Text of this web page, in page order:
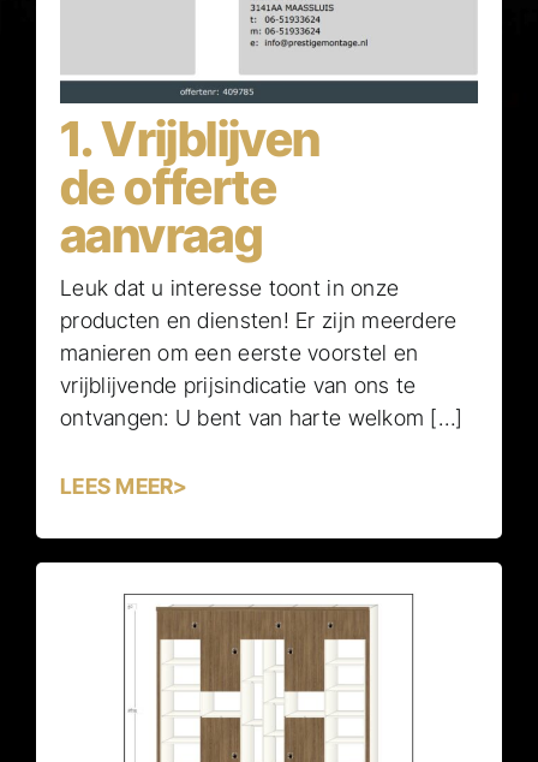
1. Vrijblijven​
de offerte
aanvraag
Leuk dat u interesse toont in onze
producten en diensten! Er zijn meerdere
manieren om een eerste voorstel en
vrijblijvende prijsindicatie van ons te
ontvangen: U bent van harte welkom […]
LEES MEER>